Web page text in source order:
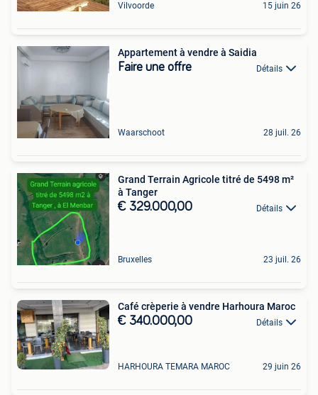
Vilvoorde 15 juin 26
Appartement à vendre à Saidia
Faire une offre Détails
Waarschoot 28 juil. 26
Grand Terrain Agricole titré de 5498 m²
à Tanger
€ 329.000,00 Détails
Bruxelles 23 juil. 26
Café crèperie à vendre Harhoura Maroc
€ 340.000,00 Détails
HARHOURA TEMARA MAROC 29 juin 26